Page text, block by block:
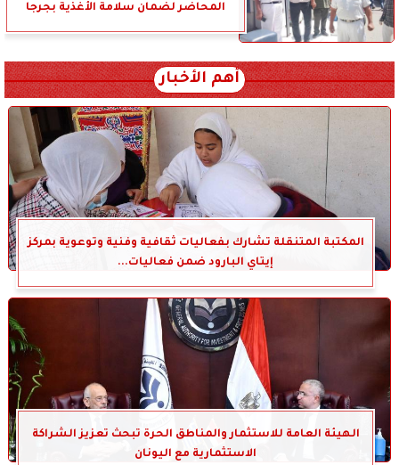
المحاضر لضمان سلامة الأغذية بجرجا
أهم الأخبار
المكتبة المتنقلة تشارك بفعاليات ثقافية وفنية وتوعوية بمركز
إيتاي البارود ضمن فعاليات...
الهيئة العامة للاستثمار والمناطق الحرة تبحث تعزيز الشراكة
الاستثمارية مع اليونان